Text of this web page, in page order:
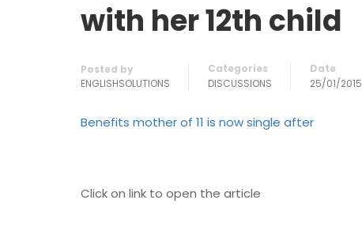
with her 12th child
Posted by
ENGLISHSOLUTIONS
Categories
DISCUSSIONS
Date
25/01/2015
Benefits mother of 11 is now single after
Click on link to open the article